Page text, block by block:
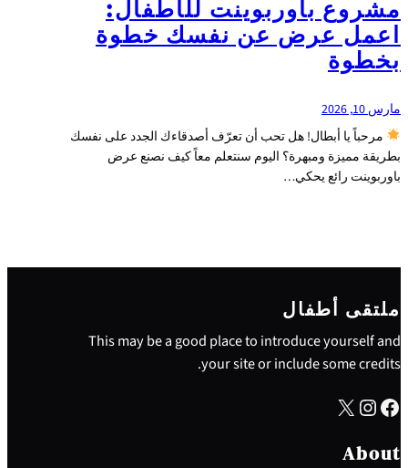
مشروع باوربوينت للأطفال:
اعمل عرض عن نفسك خطوة
بخطوة
مارس 10, 2026
مرحباً يا أبطال! هل تحب أن تعرّف أصدقاءك الجدد على نفسك
بطريقة مميزة ومبهرة؟ اليوم سنتعلم معاً كيف نصنع عرض
باوربوينت رائع يحكي…
ملتقى أطفال
This may be a good place to introduce yourself and
your site or include some credits.
Facebook
Instagram
X
About